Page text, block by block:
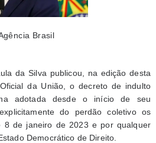
Brasil
da Silva publicou, na edição desta
da União, o decreto de indulto
adotada desde o início de seu
do perdão coletivo os
8 de janeiro de 2023 e por qualquer
Democrático de Direito.